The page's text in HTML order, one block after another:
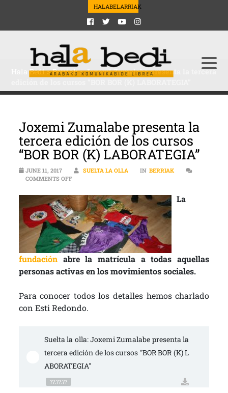
HALABELARRIAK
Hala Bedi>Berriak>Joxemi Zumalabe presenta la tercera
Joxemi Zumalabe presenta la
tercera edición de los cursos
“BOR BOR (K) LABORATEGIA”
JUNE 11, 2017 SUELTA LA OLLA IN BERRIAK
COMMENTS OFFON JOXEMI ZUMALABE PRESENTA LA TERCERA
La
fundaciónabre la matrícula a todas aquellas
personas activas en los movimientos sociales.
Para conocer todos los detalles hemos charlado
con Esti Redondo.
Suelta la olla: Joxemi Zumalabe presenta la
tercera edición de los cursos "BOR BOR (K) L
ABORATEGIA"
??:??:??